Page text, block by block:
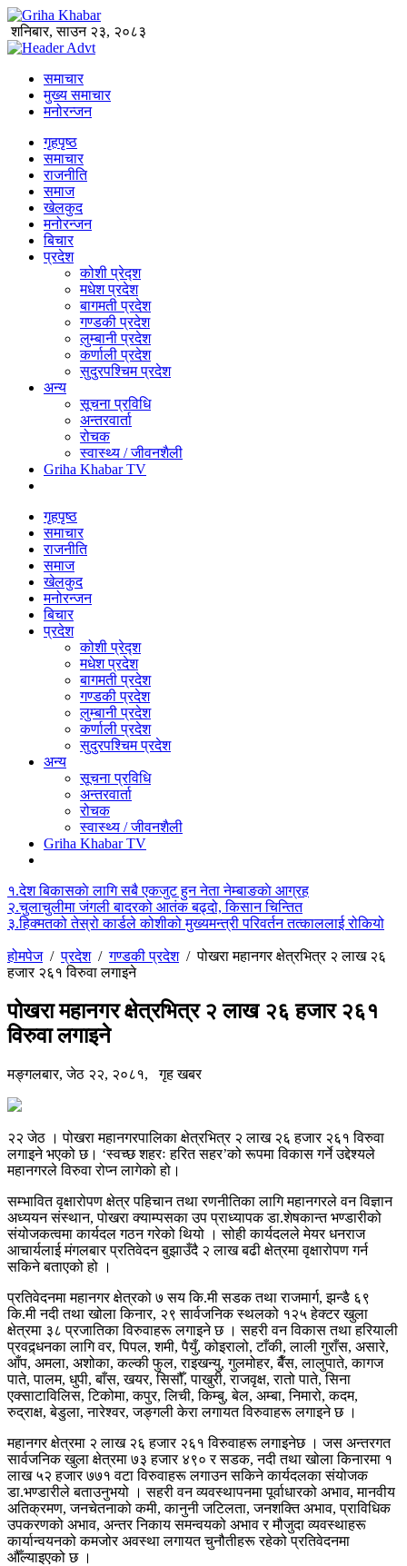
शनिबार, साउन २३, २०८३
समाचार
मुख्य समाचार
मनोरन्जन
गृहपृष्ठ
समाचार
राजनीति
समाज
खेलकुद
मनोरन्जन
बिचार
प्रदेश
कोशी प्रेद्श
मधेश प्रदेश
बागमती प्रदेश
गण्डकी प्रदेश
लुम्बानी प्रदेश
कर्णाली प्रदेश
सुदुरपश्चिम प्रदेश
अन्य
सूचना प्रविधि
अन्तरवार्ता
रोचक
स्वास्थ्य / जीवनशैली
Griha Khabar TV
गृहपृष्ठ
समाचार
राजनीति
समाज
खेलकुद
मनोरन्जन
बिचार
प्रदेश
कोशी प्रेद्श
मधेश प्रदेश
बागमती प्रदेश
गण्डकी प्रदेश
लुम्बानी प्रदेश
कर्णाली प्रदेश
सुदुरपश्चिम प्रदेश
अन्य
सूचना प्रविधि
अन्तरवार्ता
रोचक
स्वास्थ्य / जीवनशैली
Griha Khabar TV
१.देश बिकासकाे लागि सबै एकजुट हुन नेता नेम्बाङकाे आग्रह
२.चुलाचुलीमा जंगली बादरको आतंक बढ्दो, किसान चिन्तित
३.हिक्मतको तेस्रो कार्डले कोशीको मुख्यमन्त्री परिवर्तन तत्काललाई रोकियो
होमपेज/प्रदेश/गण्डकी प्रदेश/पोखरा महानगर क्षेत्रभित्र २ लाख २६
हजार २६१ विरुवा लगाइने
पोखरा महानगर क्षेत्रभित्र २ लाख २६ हजार २६१
विरुवा लगाइने
मङ्गलबार, जेठ २२, २०८१, गृह खबर
२२ जेठ । पोखरा महानगरपालिका क्षेत्रभित्र २ लाख २६ हजार २६१ विरुवा
लगाइने भएको छ। ‘स्वच्छ शहरः हरित सहर’को रूपमा विकास गर्ने उद्देश्यले
महानगरले विरुवा रोप्न लागेको हो।
सम्भावित वृक्षारोपण क्षेत्र पहिचान तथा रणनीतिका लागि महानगरले वन विज्ञान
अध्ययन संस्थान, पोखरा क्याम्पसका उप प्राध्यापक डा.शेषकान्त भण्डारीको
संयोजकत्वमा कार्यदल गठन गरेको थियो । सोही कार्यदलले मेयर धनराज
आचार्यलाई मंगलबार प्रतिवेदन बुझाउँदै २ लाख बढी क्षेत्रमा वृक्षारोपण गर्न
सकिने बताएको हो ।
प्रतिवेदनमा महानगर क्षेत्रको ७ सय कि.मी सडक तथा राजमार्ग, झन्डै ६९
कि.मी नदी तथा खोला किनार, २९ सार्वजनिक स्थलको १२५ हेक्टर खुला
क्षेत्रमा ३८ प्रजातिका विरुवाहरू लगाइने छ । सहरी वन विकास तथा हरियाली
प्रवद्र्धनका लागि वर, पिपल, शमी, पैयुँ, कोइरालो, टाँकी, लाली गुराँस, असारे,
आँप, अमला, अशोका, कल्की फुल, राइखन्यु, गुलमोहर, बैँस, लालुपाते, कागज
पाते, पालम, धुपी, बाँस, खयर, सिसौँ, पाखुरी, राजवृक्ष, रातो पाते, सिना
एक्साटाविलिस, टिकोमा, कपुर, लिची, किम्बु, बेल, अम्बा, निमारो, कदम,
रुद्राक्ष, बेडुला, नारेश्वर, जङ्गली केरा लगायत विरुवाहरू लगाइने छ ।
महानगर क्षेत्रमा २ लाख २६ हजार २६१ विरुवाहरू लगाइनेछ । जस अन्तरगत
सार्वजनिक खुला क्षेत्रमा ७३ हजार ४९० र सडक, नदी तथा खोला किनारमा १
लाख ५२ हजार ७७१ वटा विरुवाहरू लगाउन सकिने कार्यदलका संयोजक
डा.भण्डारीले बताउनुभयो । सहरी वन व्यवस्थापनमा पूर्वाधारको अभाव, मानवीय
अतिक्रमण, जनचेतनाको कमी, कानुनी जटिलता, जनशक्ति अभाव, प्राविधिक
उपकरणको अभाव, अन्तर निकाय समन्वयको अभाव र मौजुदा व्यवस्थाहरू
कार्यान्वयनको कमजोर अवस्था लगायत चुनौतीहरू रहेको प्रतिवेदनमा
औँल्याइएको छ ।